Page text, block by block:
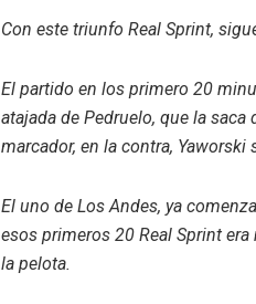
Con este triunfo Real Sprint,
El partido en los primero 20
atajada de Pedruelo, que la
marcador, en la contra, Yaworski
El uno de Los Andes, ya
esos primeros 20 Real Sprint
la pelota.